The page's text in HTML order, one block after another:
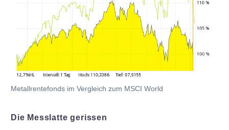
Metallrentefonds im Vergleich zum MSCI World
Die Messlatte gerissen